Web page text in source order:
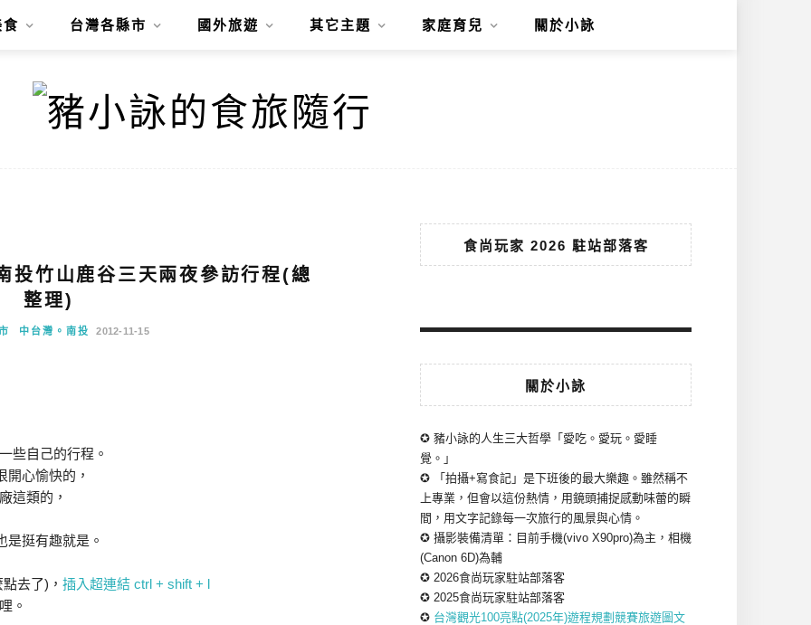
食 台灣各縣市 國外旅遊 其它主題 家庭育兒 關於小詠
竹山鹿谷三天兩夜參訪行程(總
整理)
中台灣。南投 2012-11-15
些自己的行程。
心愉快的，
這類的，
是挺有趣就是。
去了)， 插入超連結 ctrl + shift + l
。
食尚玩家 2026 駐站部落客
關於小詠
✪ 豬小詠的人生三大哲學「愛吃。愛玩。愛睡
覺。」
✪ 「拍攝+寫食記」是下班後的最大樂趣。雖然稱不
上專業，但會以這份熱情，用鏡頭捕捉感動味蕾的瞬
間，用文字記錄每一次旅行的風景與心情。
✪ 攝影裝備清單：目前手機(vivo X90pro)為主，相機
(Canon 6D)為輔
✪ 2026食尚玩家駐站部落客
✪ 2025食尚玩家駐站部落客
✪ 台灣觀光100亮點(2025年)遊程規劃競賽旅遊圖文